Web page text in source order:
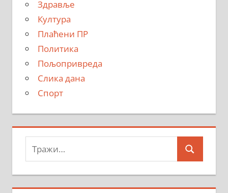
Здравље
Култура
Плаћени ПР
Политика
Пољопривреда
Слика дана
Спорт
Тражи:
Search